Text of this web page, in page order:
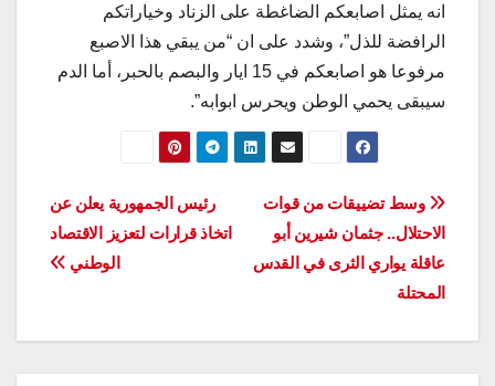
انه يمثل اصابعكم الضاغطة على الزناد وخياراتكم
الرافضة للذل”، وشدد على ان “من يبقي هذا الاصبع
مرفوعا هو اصابعكم في 15 ايار والبصم بالحبر، أما الدم
سيبقى يحمي الوطن ويحرس ابوابه”.
تصفّح
المقالات
رئيس الجمهورية يعلن عن
اتخاذ قرارات لتعزيز الاقتصاد
الوطني
وسط تضييقات من قوات
الاحتلال.. جثمان شيرين أبو
عاقلة يواري الثرى في القدس
المحتلة